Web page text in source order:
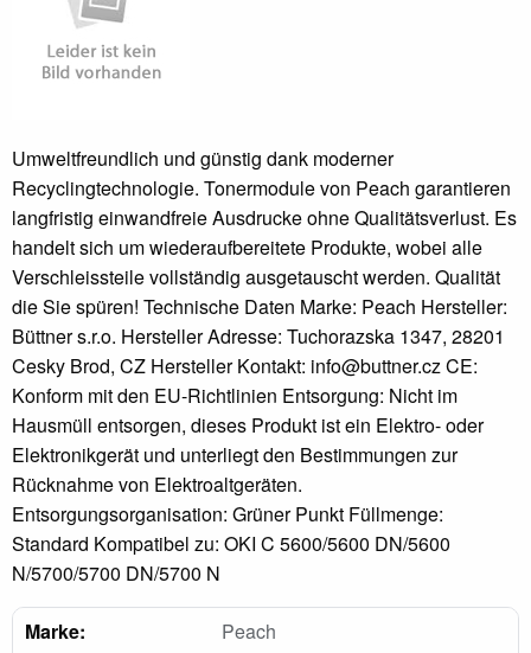
Umweltfreundlich und günstig dank moderner
Recyclingtechnologie. Tonermodule von Peach garantieren
langfristig einwandfreie Ausdrucke ohne Qualitätsverlust. Es
handelt sich um wiederaufbereitete Produkte, wobei alle
Verschleissteile vollständig ausgetauscht werden. Qualität
die Sie spüren! Technische Daten Marke: Peach Hersteller:
Büttner s.r.o. Hersteller Adresse: Tuchorazska 1347, 28201
Cesky Brod, CZ Hersteller Kontakt: info@buttner.cz CE:
Konform mit den EU-Richtlinien Entsorgung: Nicht im
Hausmüll entsorgen, dieses Produkt ist ein Elektro- oder
Elektronikgerät und unterliegt den Bestimmungen zur
Rücknahme von Elektroaltgeräten.
Entsorgungsorganisation: Grüner Punkt Füllmenge:
Standard Kompatibel zu: OKI C 5600/5600 DN/5600
N/5700/5700 DN/5700 N
Marke:
Peach